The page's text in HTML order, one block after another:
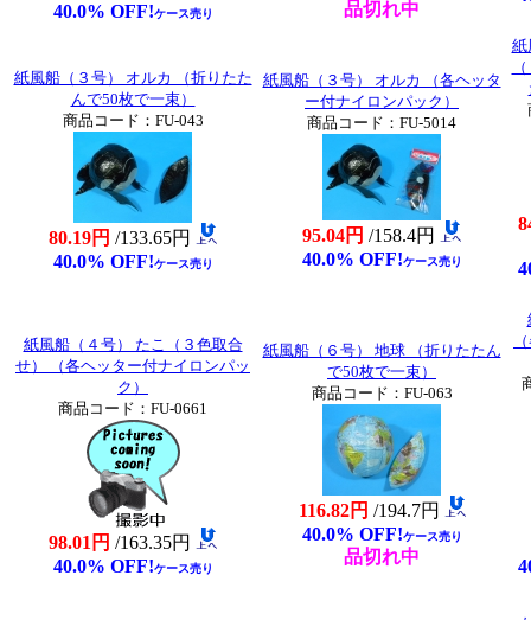
40.0% OFF!ケース売り 品切れ中
紙風船（３号） オルカ （折りたた
んで50枚で一束）
商品コード：FU-043
80.19円 /133.65円
40.0% OFF!ケース売り
紙風船（３号） オルカ （各ヘッタ
ー付ナイロンパック）
商品コード：FU-5014
95.04円 /158.4円
40.0% OFF!ケース売り
紙
紙風船（４号） たこ（３色取合
せ） （各ヘッター付ナイロンパッ
ク）
商品コード：FU-0661
98.01円 /163.35円
40.0% OFF!ケース売り
紙風船（６号） 地球 （折りたたん
で50枚で一束）
商品コード：FU-063
116.82円 /194.7円
40.0% OFF!ケース売り
品切れ中